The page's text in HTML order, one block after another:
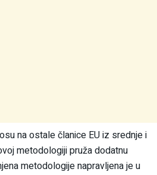
na ostale članice EU iz srednje i
metodologiji pruža dodatnu
metodologije napravljena je u